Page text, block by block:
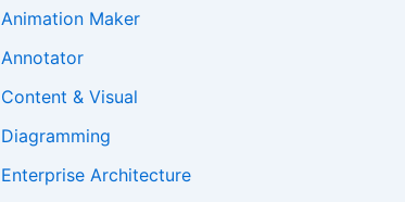
Animation Maker
Annotator
Content & Visual
Diagramming
Enterprise Architecture